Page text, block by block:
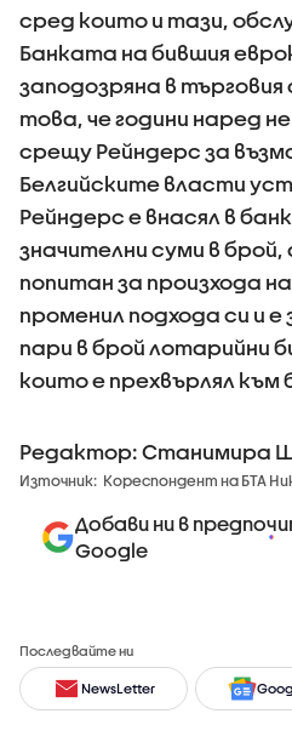
сред които и тази,
Банката на бившия
заподозряна в търговия
това, че години наред
срещу Рейндерс за
Белгийските власти
Рейндерс е внасял в
значителни суми в брой,
попитан за произхода
променил подхода си и е
пари в брой лотарийни
които е прехвърлял към
Редактор: Станимира
Източник: Кореспондент на БТА
Добави ни в
Google
Последвайте ни
NewsLetter